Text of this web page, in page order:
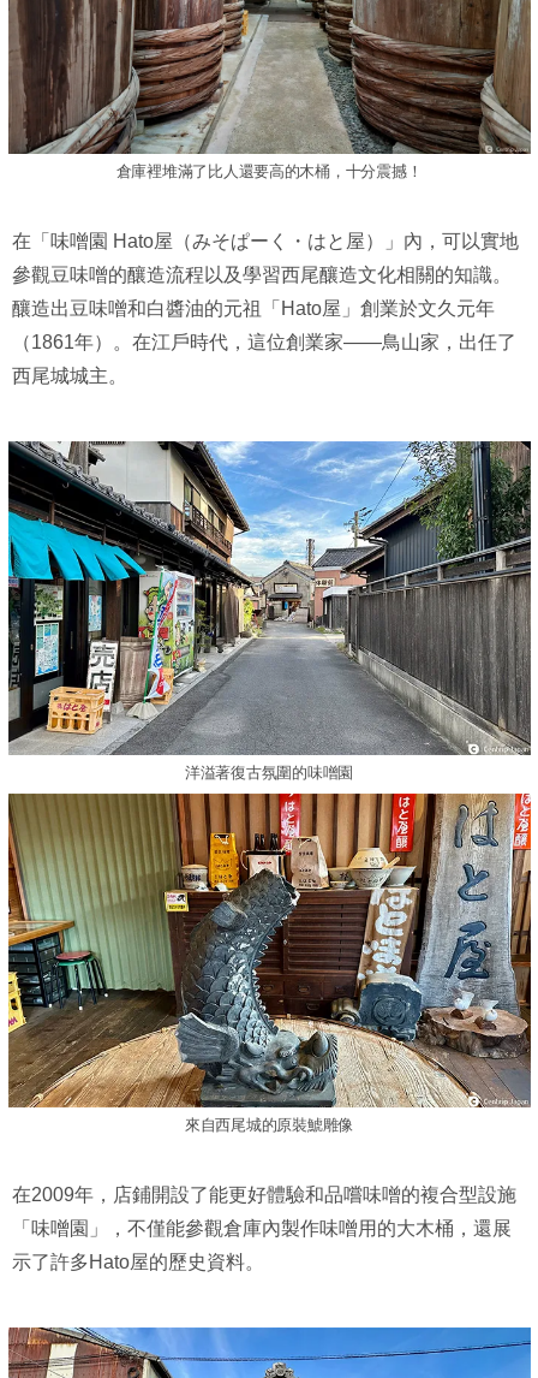
倉庫裡堆滿了比人還要高的木桶，十分震撼！
在「味噌園 Hato屋（みそぱーく・はと屋）」內，可以實地
參觀豆味噌的釀造流程以及學習西尾釀造文化相關的知識。
釀造出豆味噌和白醬油的元祖「Hato屋」創業於文久元年
（1861年）。在江戶時代，這位創業家——鳥山家，出任了
西尾城城主。
洋溢著復古氛圍的味噌園
來自西尾城的原裝鯱雕像
在2009年，店鋪開設了能更好體驗和品嚐味噌的複合型設施
「味噌園」，不僅能參觀倉庫內製作味噌用的大木桶，還展
示了許多Hato屋的歷史資料。